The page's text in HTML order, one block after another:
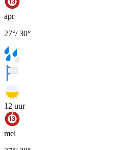
apr
27°/30°
12 uur
mei